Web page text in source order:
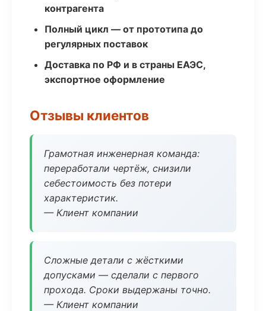
контрагента
Полный цикл — от прототипа до
регулярных поставок
Доставка по РФ и в страны ЕАЭС,
экспортное оформление
Отзывы клиентов
Грамотная инженерная команда:
переработали чертёж, снизили
себестоимость без потери
характеристик.
— Клиент компании
Сложные детали с жёсткими
допусками — сделали с первого
прохода. Сроки выдержаны точно.
— Клиент компании